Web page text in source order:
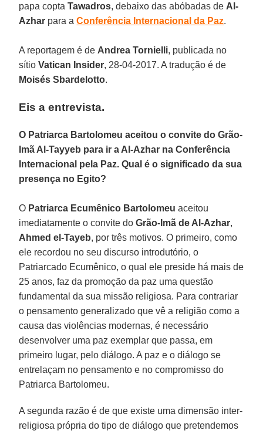
papa coptaTawadros, debaixo das abóbadas de Al-
Azhar para aConferência Internacional da Paz.
A reportagem é de Andrea Tornielli, publicada no
sítioVatican Insider, 28-04-2017. A tradução é de
Moisés Sbardelotto.
Eis a entrevista.
O Patriarca Bartolomeu aceitou o convite do Grão-
Imã Al-Tayyeb para ir a Al-Azhar na Conferência
Internacional pela Paz. Qual é o significado da sua
presença no Egito?
O Patriarca Ecumênico Bartolomeu aceitou
imediatamente o convite doGrão-Imã de Al-Azhar,
Ahmed el-Tayeb, por três motivos. O primeiro, como
ele recordou no seu discurso introdutório, o
Patriarcado Ecumênico, o qual ele preside há mais de
25 anos, faz da promoção da paz uma questão
fundamental da sua missão religiosa. Para contrariar
o pensamento generalizado que vê a religião como a
causa das violências modernas, é necessário
desenvolver uma paz exemplar que passa, em
primeiro lugar, pelo diálogo. A paz e o diálogo se
entrelaçam no pensamento e no compromisso do
Patriarca Bartolomeu.
A segunda razão é de que existe uma dimensão inter-
religiosa própria do tipo de diálogo que pretendemos